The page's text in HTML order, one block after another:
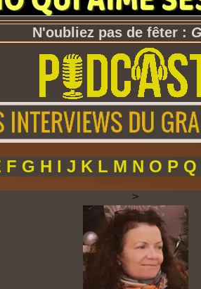
F G H IJ K L M N O P
>